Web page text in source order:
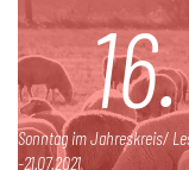
16.
Sonntag im Jahreskreis/
-21.07.2021